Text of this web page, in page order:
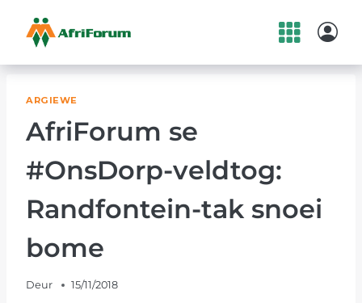
contentARGIEWE
AfriForum se
#OnsDorp-veldtog:
Randfontein-tak snoei
bome
Deur 15/11/2018